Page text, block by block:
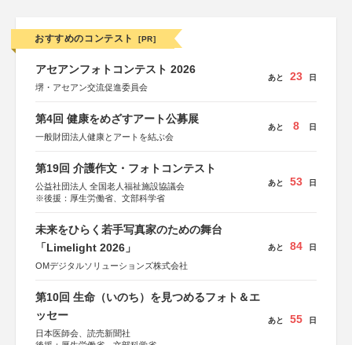
おすすめのコンテスト [PR]
アセアンフォトコンテスト 2026
堺・アセアン交流促進委員会
あと 23 日
第4回 健康をめざすアート公募展
一般財団法人健康とアートを結ぶ会
あと 8 日
第19回 介護作文・フォトコンテスト
公益社団法人 全国老人福祉施設協議会
※後援：厚生労働省、文部科学省
あと 53 日
未来をひらく若手写真家のための舞台
「Limelight 2026」
OMデジタルソリューションズ株式会社
あと 84 日
第10回 生命（いのち）を見つめるフォト＆エ
ッセー
日本医師会、読売新聞社
あと 55 日